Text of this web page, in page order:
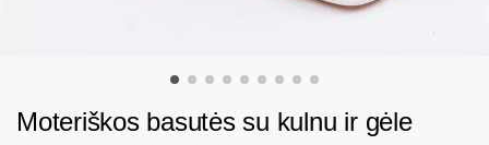
Moteriškos basutės su kulnu ir gėle